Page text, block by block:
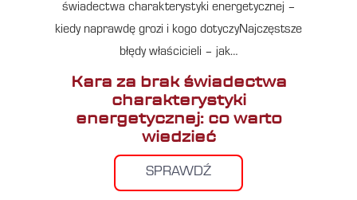
świadectwa charakterystyki energetycznej –
kiedy naprawdę grozi i kogo dotyczyNajczęstsze
błędy właścicieli – jak…
Kara za brak świadectwa
charakterystyki
energetycznej: co warto
wiedzieć
SPRAWDŹ